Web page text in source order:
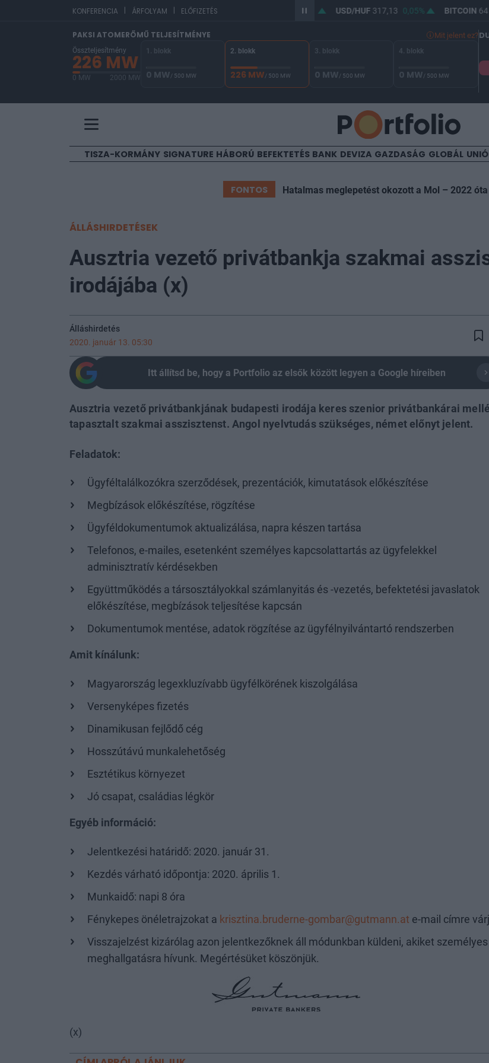
KONFERENCIA | ÁRFOLYAM | ELŐFIZETÉSEUR/HUF USD/HUF317,13 0,05% BITCOIN 64
PAKSI ATOMERŐMŰ TELJESÍTMÉNYE Mit jelent ez?
Összteljesítmény
226 MW
0 MW 2000 MW
1. blokk
0 MW/ 500 MW
2. blokk
226 MW/ 500 MW
3. blokk
0 MW/ 500 MW
4. blokk
0 MW/ 500 MW
TISZA-KORMÁNY SIGNATURE HÁBORÚ BEFEKTETÉS BANK DEVIZA GAZDASÁG GLOBÁL
FONTOS Hatalmas meglepetést okozott a Mol – 2022
ÁLLÁSHIRDETÉSEK
Ausztria vezető privátbankja szakmai
irodájába (x)
Álláshirdetés
2020. január 13. 05:30
Itt állítsd be, hogy a Portfolio az elsők között legyen a Google híreiben
Ausztria vezető privátbankjának budapesti irodája keres szenior privátbankárai mellé
tapasztalt szakmai asszisztenst. Angol nyelvtudás szükséges, német előnyt jelent.
Feladatok:
Ügyféltalálkozókra szerződések, prezentációk, kimutatások előkészítése
Megbízások előkészítése, rögzítése
Ügyféldokumentumok aktualizálása, napra készen tartása
Telefonos, e-mailes, esetenként személyes kapcsolattartás az ügyfelekkel
adminisztratív kérdésekben
Együttműködés a társosztályokkal számlanyitás és -vezetés, befektetési javaslatok
előkészítése, megbízások teljesítése kapcsán
Dokumentumok mentése, adatok rögzítése az ügyfélnyilvántartó rendszerben
Amit kínálunk:
Magyarország legexkluzívabb ügyfélkörének kiszolgálása
Versenyképes fizetés
Dinamikusan fejlődő cég
Hosszútávú munkalehetőség
Esztétikus környezet
Jó csapat, családias légkör
Egyéb információ:
Jelentkezési határidő: 2020. január 31.
Kezdés várható időpontja: 2020. április 1.
Munkaidő: napi 8 óra
Fénykepes önéletrajzokat a krisztina.bruderne-gombar@gutmann.at e-mail címre
Visszajelzést kizárólag azon jelentkezőknek áll módunkban küldeni, akiket személyes
meghallgatásra hívunk. Megértésüket köszönjük.
(x)